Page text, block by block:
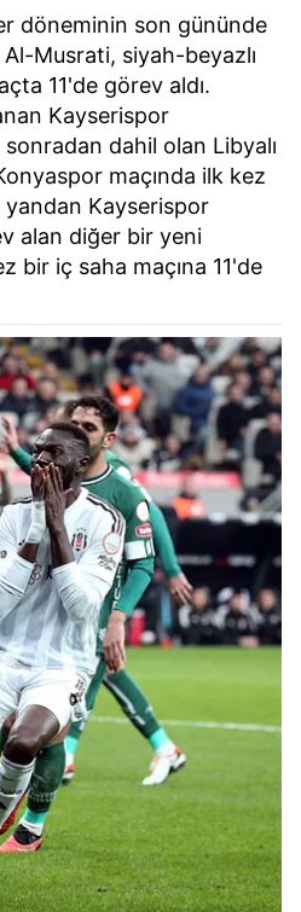
döneminin son gününde
Musrati, siyah-beyazlı
11'de görev aldı.
Kayserispor
dahil olan Libyalı
maçında ilk kez
Kayserispor
alan diğer bir yeni
bir iç saha maçına 11'de